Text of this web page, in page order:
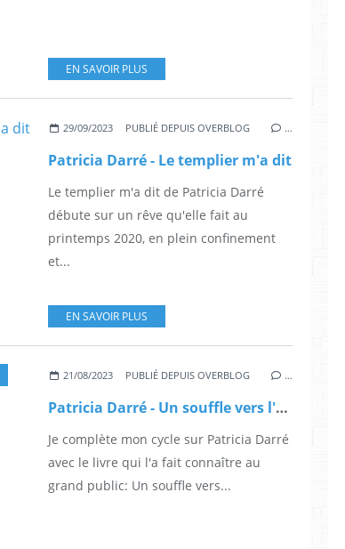
EN SAVOIR PLUS
29/09/2023 PUBLIÉ DEPUIS OVERBLOG …
Patricia Darré - Le templier m'a dit
Le templier m'a dit de Patricia Darré
débute sur un rêve qu'elle fait au
printemps 2020, en plein confinement
et...
EN SAVOIR PLUS
21/08/2023 PUBLIÉ DEPUIS OVERBLOG …
Patricia Darré - Un souffle vers l'éternité
Je complète mon cycle sur Patricia Darré
avec le livre qui l'a fait connaître au
grand public: Un souffle vers...